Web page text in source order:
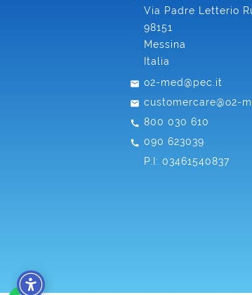
Via Padre Letterio
98151
Messina
Italia
o2-med@pec.it
customercare@o2-
800 030 610
090 623039
P.I: 03461540837